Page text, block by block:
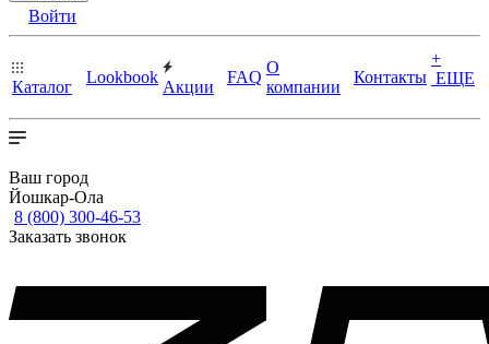
Войти
Каталог
Lookbook
Акции
FAQ
О
компании
Контакты
+
ЕЩЕ
Ваш город
Йошкар-Ола
8 (800) 300-46-53
Заказать звонок